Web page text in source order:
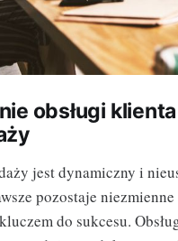
obsługi
jest dynamiczny i
pozostaje
do sukcesu.